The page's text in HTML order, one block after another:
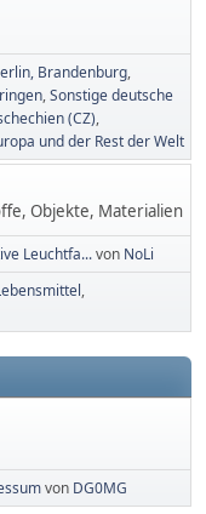
Brandenburg
Sonstige deutsche
(CZ)
und der Rest der Welt
Objekte, Materialien
Leuchtfa...von NoLi
von DG0MG